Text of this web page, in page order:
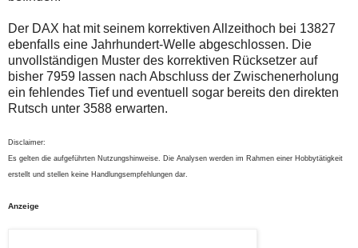
Der DAX hat mit seinem korrektiven Allzeithoch bei 13827
ebenfalls eine Jahrhundert-Welle abgeschlossen. Die
unvollständigen Muster des korrektiven Rücksetzer auf
bisher 7959 lassen nach Abschluss der Zwischenerholung
ein fehlendes Tief und eventuell sogar bereits den direkten
Rutsch unter 3588 erwarten.
Disclaimer:
Es gelten die aufgeführten Nutzungshinweise. Die Analysen werden im Rahmen einer Hobbytätigkeit
erstellt und stellen keine Handlungsempfehlungen dar.
Anzeige